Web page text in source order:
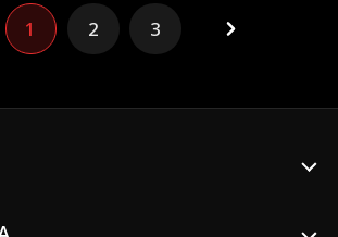
идеальной жены в обмен на дом и
должность после развода. Клэр ловко
ставит на место врагов и очаровывает
сердце по-настоящему.
1 2 3